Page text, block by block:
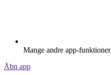
Mange andre app-funktioner
Åbn app